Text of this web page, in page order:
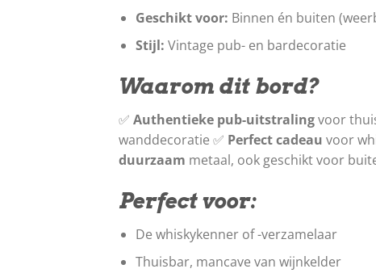
Geschikt voor: Binnen én buiten
Stijl: Vintage pub- en bardecoratie
Waarom dit bord?
✅ Authentieke pub-uitstralingvoor
wanddecoratie ✅ Perfect cadeau voor
duurzaam metaal, ook geschikt voor
Perfect voor:
De whiskykenner of -verzamelaar
Thuisbar, mancave van wijnkelder